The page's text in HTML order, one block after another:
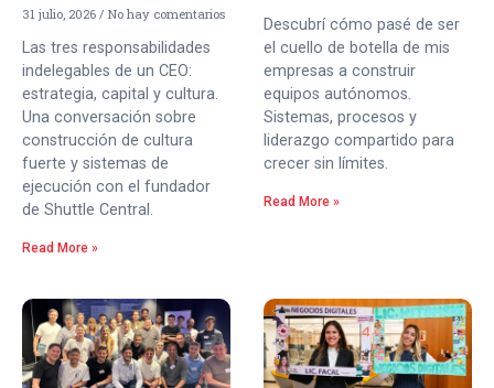
31 julio, 2026 No hay comentarios
Las tres responsabilidades
indelegables de un CEO:
estrategia, capital y cultura.
Una conversación sobre
construcción de cultura
fuerte y sistemas de
ejecución con el fundador
de Shuttle Central.
Read More »
Descubrí cómo pasé de ser
el cuello de botella de mis
empresas a construir
equipos autónomos.
Sistemas, procesos y
liderazgo compartido para
crecer sin límites.
Read More »